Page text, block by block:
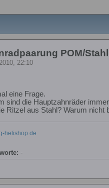
POM/
22:10
eine Frage.
sind die Hauptzahnräder
Ritzel aus Stahl? Warum
helishop.de
-